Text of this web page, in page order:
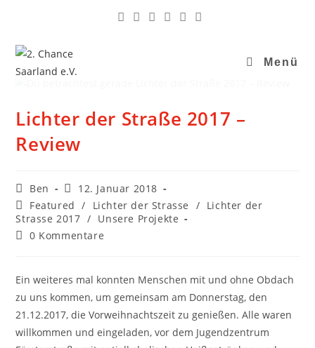
Menü
Lichter der Straße 2017 –
Review
Ben
12. Januar 2018
Featured
/ Lichter der Strasse / Lichter der
Strasse 2017 / Unsere Projekte
0 Kommentare
Ein weiteres mal konnten Menschen mit und ohne Obdach
zu uns kommen, um gemeinsam am Donnerstag, den
21.12.2017, die Vorweihnachtszeit zu genießen. Alle waren
willkommen und eingeladen, vor dem Jugendzentrum